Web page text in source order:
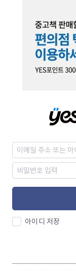
아이디 저장